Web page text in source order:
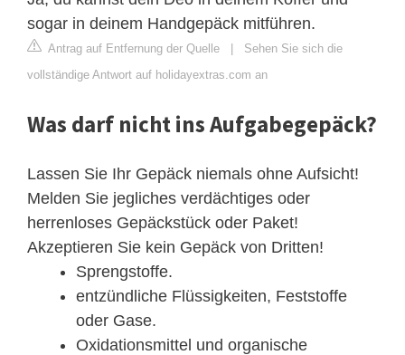
sogar in deinem Handgepäck mitführen.
Antrag auf Entfernung der Quelle | Sehen Sie sich die
vollständige Antwort auf holidayextras.com an
Was darf nicht ins Aufgabegepäck?
Lassen Sie Ihr Gepäck niemals ohne Aufsicht!
Melden Sie jegliches verdächtiges oder
herrenloses Gepäckstück oder Paket!
Akzeptieren Sie kein Gepäck von Dritten!
Sprengstoffe.
entzündliche Flüssigkeiten, Feststoffe
oder Gase.
Oxidationsmittel und organische